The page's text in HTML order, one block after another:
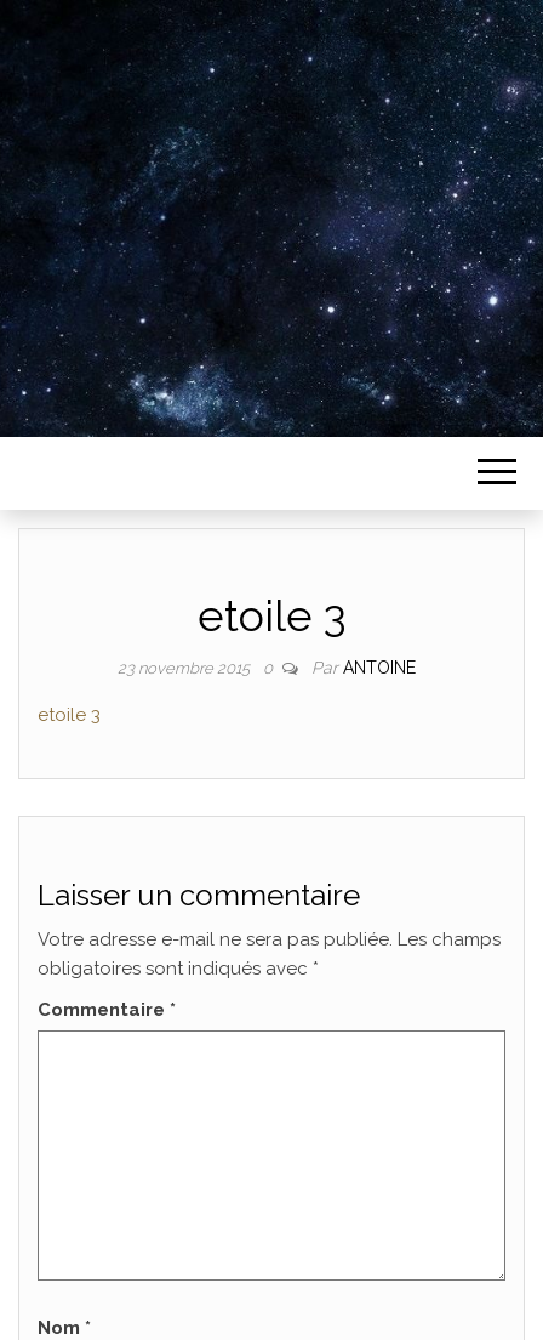
Plus de 2800 critiques de films
etoile 3
23 novembre 2015 0 ParANTOINE
etoile 3
Laisser un commentaire
Votre adresse e-mail ne sera pas publiée. Les champs
obligatoires sont indiqués avec *
Commentaire *
Nom *